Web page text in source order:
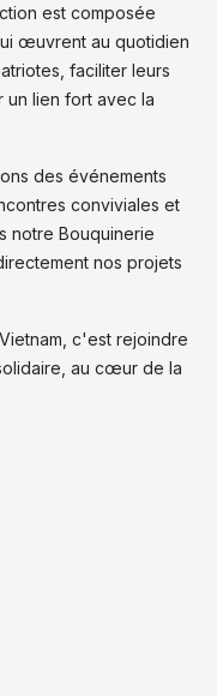
est composée
œuvrent au quotidien
faciliter leurs
un lien fort avec la
des événements
conviviales et
notre Bouquinerie
nos projets
c'est rejoindre
au cœur de la